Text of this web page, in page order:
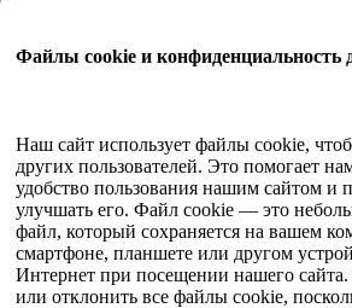
Файлы cookie и конфиденциальность
Наш сайт использует файлы cookie,
других пользователей. Это помогает
удобство пользования нашим сайтом и
улучшать его. Файл cookie — это
файл, который сохраняется на вашем
смартфоне, планшете или другом
Интернет при посещении нашего
или отклонить все файлы cookie,
Квант Трейд
Документы
API-тестер
HTML-карта сайта
Язык